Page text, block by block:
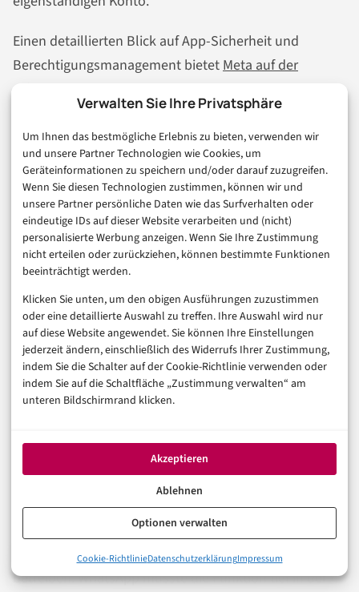
Verwalten Sie Ihre Privatsphäre
Um Ihnen das bestmögliche Erlebnis zu bieten, verwenden wir
und unsere Partner Technologien wie Cookies, um
Geräteinformationen zu speichern und/oder darauf zuzugreifen.
Wenn Sie diesen Technologien zustimmen, können wir und
unsere Partner persönliche Daten wie das Surfverhalten oder
eindeutige IDs auf dieser Website verarbeiten und (nicht)
personalisierte Werbung anzeigen. Wenn Sie Ihre Zustimmung
nicht erteilen oder zurückziehen, können bestimmte Funktionen
beeinträchtigt werden.
Klicken Sie unten, um den obigen Ausführungen zuzustimmen
oder eine detaillierte Auswahl zu treffen. Ihre Auswahl wird nur
auf diese Website angewendet. Sie können Ihre Einstellungen
jederzeit ändern, einschließlich des Widerrufs Ihrer Zustimmung,
indem Sie die Schalter auf der Cookie-Richtlinie verwenden oder
indem Sie auf die Schaltfläche „Zustimmung verwalten“ am
unteren Bildschirmrand klicken.
Akzeptieren
Ablehnen
Optionen verwalten
Cookie-RichtlinieDatenschutzerklärungImpressum
Einen detaillierten Blick auf App-Sicherheit und
Berechtigungsmanagement bietetMeta auf der
Funktionen dokumentiert werden.
Wer WhatsApp intensiv für geschäftliche
Kommunikation nutzt, sollte sich außerdem fragen, ob
WhatsApp Businessals Alternative oder Ergänzung
sinnvoll ist. Die Business-Version bietet zusätzliche
Funktionen wie automatische Begrüßungsnachrichten,
schnelle Antworten und einen Produktkatalog –
Features, die für die professionelle
Kundenkommunikation relevant sind. Mit dem Dual-
Account-Feature lässt sich WhatsApp Business parallel
zur privaten WhatsApp-Instanz auf demselben iPhone
betreiben.
gefragt haben, warum ein Feature, das auf Android seit
Jahren selbstverständlich ist, auf iOS so lange auf sich
warten ließ, gibt es eine technische Antwort: Apples
iOS-Architektur macht es Entwicklern schwerer,
mehrere Instanzen derselben App parallel zu
betreiben. WhatsApp musste die Funktion tief in der
WhatsApp Dual Account für iPhone: Was steckt hinter dem